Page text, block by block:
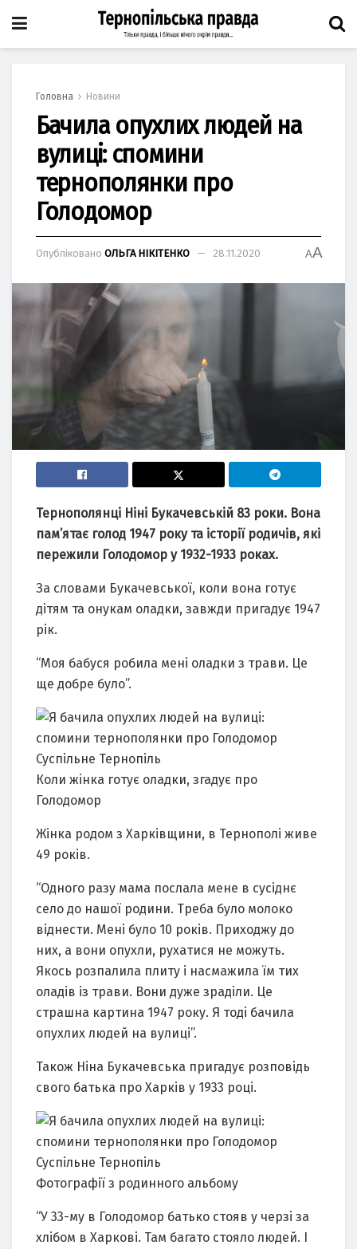
Головна Новини
Бачила опухлих людей на
вулиці: спомини
тернополянки про
Голодомор
Опубліковано ОЛЬГА НІКІТЕНКО 28.11.2020 AA
Тернополянці Ніні Букачевській 83 роки. Вона
пам’ятає голод 1947 року та історії родичів, які
пережили Голодомор у 1932-1933 роках.
За словами Букачевської, коли вона готує
дітям та онукам оладки, завжди пригадує 1947
рік.
“Моя бабуся робила мені оладки з трави. Це
ще добре було”.
Суспільне Тернопіль
Коли жінка готує оладки, згадує про
Голодомор
Жінка родом з Харківщини, в Тернополі живе
49 років.
“Одного разу мама послала мене в сусіднє
село до нашої родини. Треба було молоко
віднести. Мені було 10 років. Приходжу до
них, а вони опухли, рухатися не можуть.
Якось розпалила плиту і насмажила їм тих
оладів із трави. Вони дуже зраділи. Це
страшна картина 1947 року. Я тоді бачила
опухлих людей на вулиці”.
Також Ніна Букачевська пригадує розповідь
свого батька про Харків у 1933 році.
Суспільне Тернопіль
Фотографії з родинного альбому
“У 33-му в Голодомор батько стояв у черзі за
хлібом в Харкові. Там багато стояло людей. І